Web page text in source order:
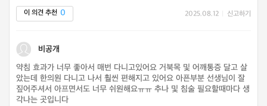
이 의견 추천 0 2025.08.12 신고하기
비공개
약침 효과가 너무 좋아서 매번 다니고있어요 거북목 및 어깨통증 달고 살
았는데 한의원 다니고 나서 훨씬 편해지고 있어요 아픈부분 선생님이 잘
짚어주셔서 아프면서도 너무 쉬원해요ㅠㅠ 추나 및 침술 필요할때마다 생
각나는 곳입니다